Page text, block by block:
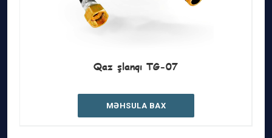
Qaz şlanqı TG-07
MƏHSULA BAX